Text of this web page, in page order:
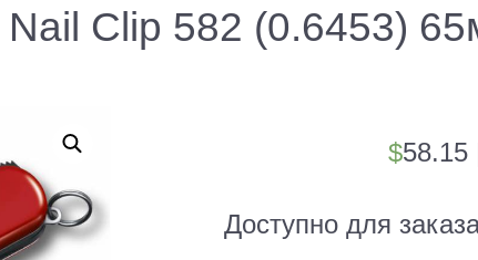
Clip 582 (0.6453)
$58.15
Доступно для